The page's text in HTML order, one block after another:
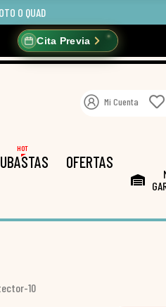
O QUAD
Cita Previa
Mi Cuenta
HOT
OFERTAS
10